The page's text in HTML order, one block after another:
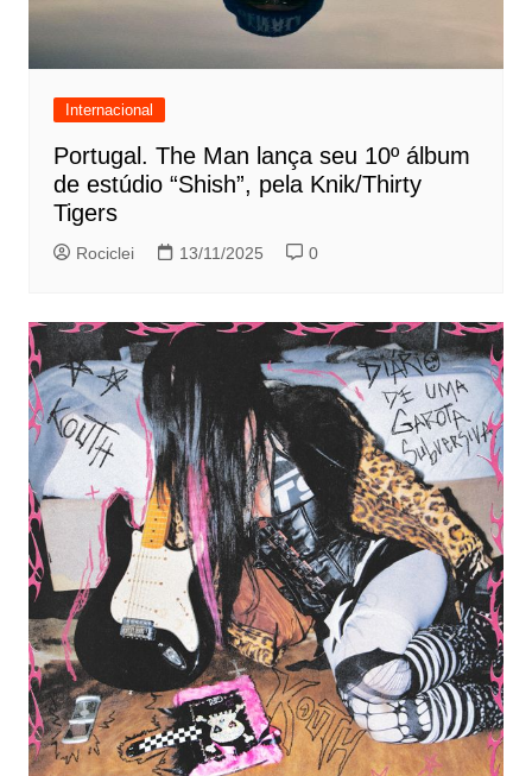
Internacional
Portugal. The Man lança seu 10º álbum
de estúdio “Shish”, pela Knik/Thirty
Tigers
Rociclei 13/11/2025 0